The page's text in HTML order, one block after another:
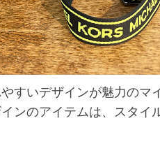
すいデザインが魅力のマ
ンのアイテムは、スタ